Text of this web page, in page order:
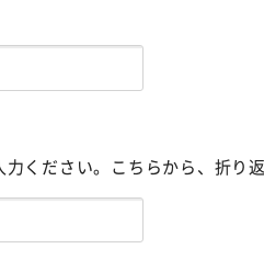
ください。こちらから、折り